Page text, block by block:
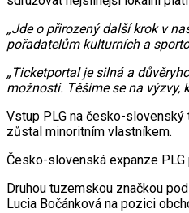
„Jde o přirozený další krok v
pořadatelům kulturních a
„Ticketportal je silná a
možnosti. Těšíme se na výzvy,
Vstup PLG na česko-slovenský
zůstal minoritním vlastníkem.
Česko-slovenská expanze PLG
Druhou tuzemskou značkou
Lucia Bočánková na pozici